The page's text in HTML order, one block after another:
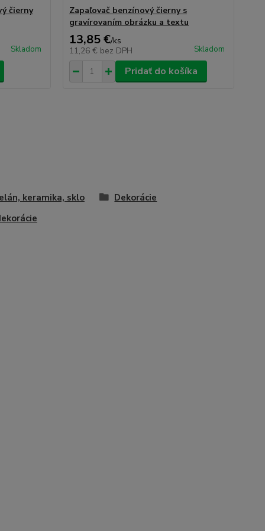
čierny
Skladom
Zapaľovač benzínový čierny s
gravírovaním obrázku a textu
13,85 €/ks
11,26 € bez DPH Skladom
Pridať do košíka
keramika, sklo
Dekorácie